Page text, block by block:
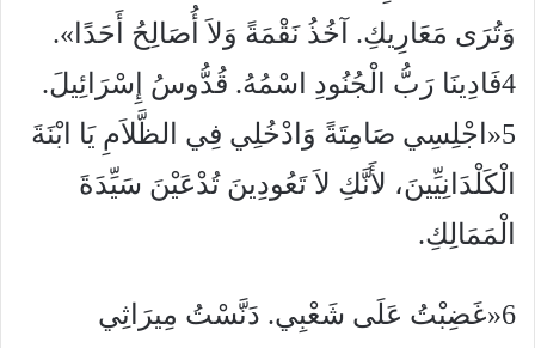
وَتُرَى مَعَارِيكِ. آخُذُ نَقْمَةً وَلاَ أُصَالِحُ أَحَدًا».
4فَادِينَا رَبُّ الْجُنُودِ اسْمُهُ. قُدُّوسُ إِسْرَائِيلَ.
5«اجْلِسِي صَامِتَةً وَادْخُلِي فِي الظَّلاَمِ يَا ابْنَةَ
الْكَلْدَانِيِّينَ، لأَنَّكِ لاَ تَعُودِينَ تُدْعَيْنَ سَيِّدَةَ
الْمَمَالِكِ.
6«غَضِبْتُ عَلَى شَعْبِي. دَنَّسْتُ مِيرَاثِي